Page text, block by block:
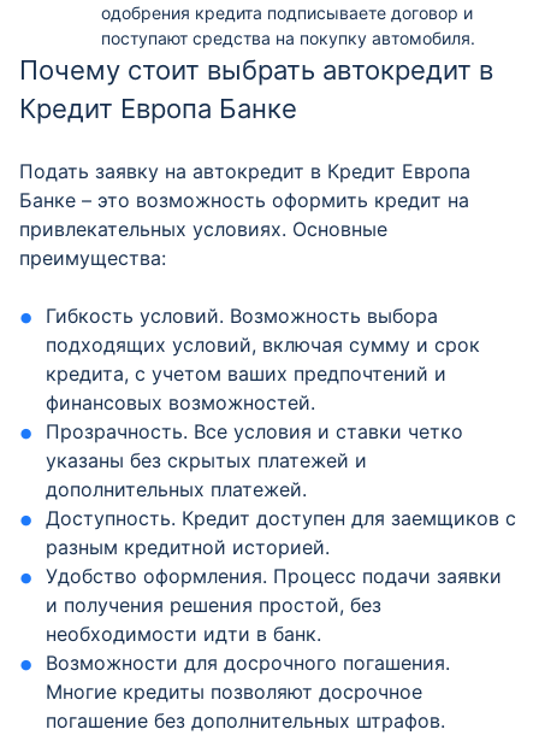
одобрения кредита подписываете договор и
поступают средства на покупку автомобиля.
Почему стоит выбрать автокредит в
Кредит Европа Банке
Подать заявку на автокредит в Кредит Европа
Банке – это возможность оформить кредит на
привлекательных условиях. Основные
преимущества:
Гибкость условий. Возможность выбора
подходящих условий, включая сумму и срок
кредита, с учетом ваших предпочтений и
финансовых возможностей.
Прозрачность. Все условия и ставки четко
указаны без скрытых платежей и
дополнительных платежей.
Доступность. Кредит доступен для заемщиков с
разным кредитной историей.
Удобство оформления. Процесс подачи заявки
и получения решения простой, без
необходимости идти в банк.
Возможности для досрочного погашения.
Многие кредиты позволяют досрочное
погашение без дополнительных штрафов.